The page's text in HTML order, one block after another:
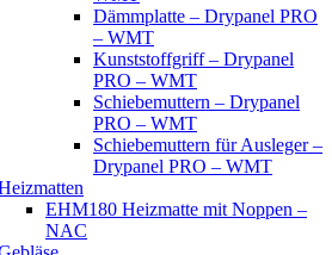
Dämmplatte – Drypanel PRO
– WMT
Kunststoffgriff – Drypanel
PRO – WMT
Schiebemuttern – Drypanel
PRO – WMT
Schiebemuttern für Ausleger –
Drypanel PRO – WMT
EHM180 Heizmatte mit Noppen –
NAC